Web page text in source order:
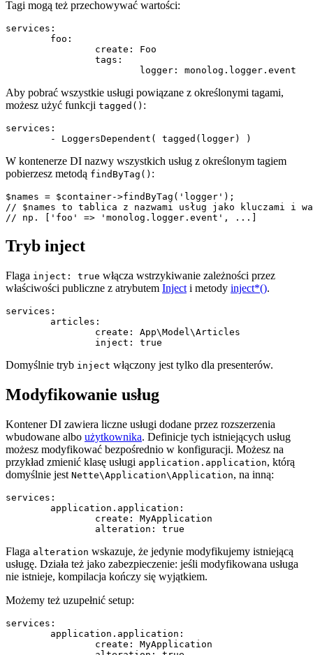
Tagi mogą też przechowywać wartości:
services:
Aby pobrać wszystkie usługi powiązane z określonymi tagami,
możesz użyć funkcji tagged() :
services:
W kontenerze DI nazwy wszystkich usług z określonym tagiem
pobierzesz metodą findByTag() :
$names = $container->findByTag('logger');
// $names to tablica z nazwami usług jako kluczami i
Tryb inject
Flaga inject: true włącza wstrzykiwanie zależności przez
właściwości publiczne z atrybutem Inject i metody inject*().
services:
Domyślnie tryb inject włączony jest tylko dla presenterów.
Modyfikowanie usług
Kontener DI zawiera liczne usługi dodane przez rozszerzenia
wbudowane albo użytkownika. Definicje tych istniejących usług
możesz modyfikować bezpośrednio w konfiguracji. Możesz na
przykład zmienić klasę usługi application.application, którą
domyślnie jest Nette\Application\Application, na inną:
services:
Flaga alteration wskazuje, że jedynie modyfikujemy istniejącą
usługę. Działa też jako zabezpieczenie: jeśli modyfikowana usługa
nie istnieje, kompilacja kończy się wyjątkiem.
Możemy też uzupełnić setup:
services: